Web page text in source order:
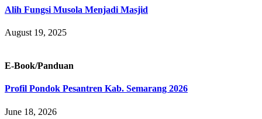
Alih Fungsi Musola Menjadi Masjid
August 19, 2025
E-Book/Panduan
Profil Pondok Pesantren Kab. Semarang 2026
June 18, 2026